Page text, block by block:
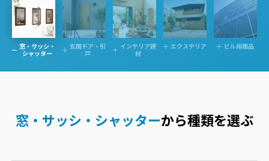
窓・サッシ・
シャッター
玄関ドア・引
戸
インテリア建
材
エクステリア ビル用商品
窓・サッシ・シャッターから種類を選ぶ